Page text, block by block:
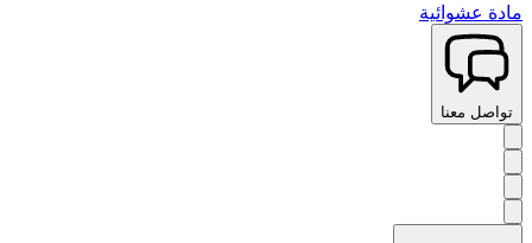
مادة عشوائية
تواصل معنا